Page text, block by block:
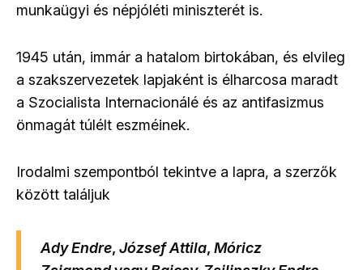
munkaügyi és népjóléti miniszterét is.
1945 után, immár a hatalom birtokában, és elvileg
a szakszervezetek lapjaként is élharcosa maradt
a Szocialista Internacionálé és az antifasizmus
önmagát túlélt eszméinek.
Irodalmi szempontból tekintve a lapra, a szerzők
között találjuk
Ady Endre, József Attila, Móricz